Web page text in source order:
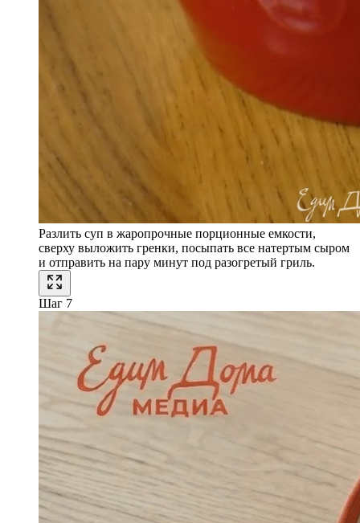
Разлить суп в жаропрочные порционные емкости,
сверху выложить гренки, посыпать все натертым сыром
и отправить на пару минут под разогретый гриль.
Шаг 7